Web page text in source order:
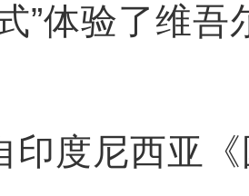
”体验了维
度尼西亚《